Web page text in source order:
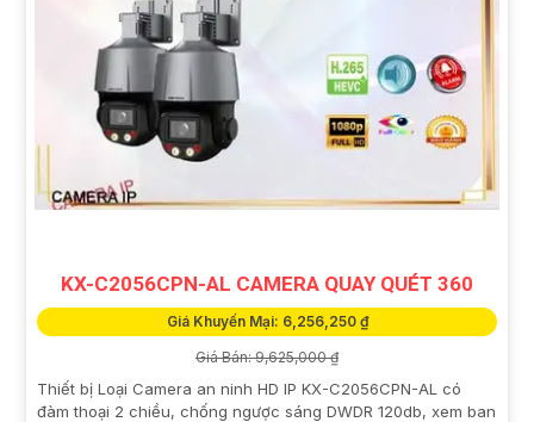
KX-C2056CPN-AL CAMERA QUAY QUÉT 360
Giá Khuyến Mại: 6,256,250 ₫
Giá Bán: 9,625,000 ₫
Thiết bị Loại Camera an ninh HD IP KX-C2056CPN-AL có
đàm thoại 2 chiều, chống ngược sáng DWDR 120db, xem ban